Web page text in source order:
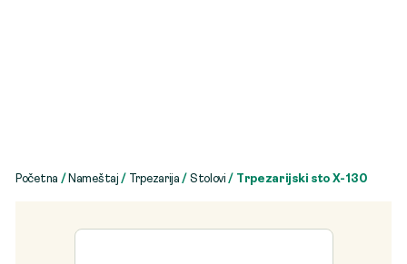
Početna / Nameštaj / Trpezarija / Stolovi / Trpezarijski sto X-130